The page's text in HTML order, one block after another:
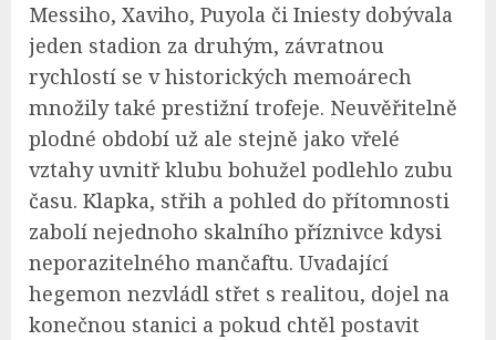
Messiho, Xaviho, Puyola či Iniesty dobývala
jeden stadion za druhým, závratnou
rychlostí se v historických memoárech
množily také prestižní trofeje. Neuvěřitelně
plodné období už ale stejně jako vřelé
vztahy uvnitř klubu bohužel podlehlo zubu
času. Klapka, střih a pohled do přítomnosti
zabolí nejednoho skalního příznivce kdysi
neporazitelného mančaftu. Uvadající
hegemon nezvládl střet s realitou, dojel na
konečnou stanici a pokud chtěl postavit